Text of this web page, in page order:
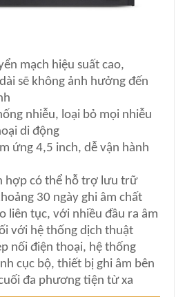
mạch hiệu suất cao,
sẽ không ảnh hưởng đến
nhiễu, loại bỏ mọi nhiễu
di động
ứng 4,5 inch, dễ vận hành
hợp có thể hỗ trợ lưu trữ
30 ngày ghi âm chất
liên tục, với nhiều đầu ra âm
với hệ thống dịch thuật
nối điện thoại, hệ thống
cục bộ, thiết bị ghi âm bên
đa phương tiện từ xa